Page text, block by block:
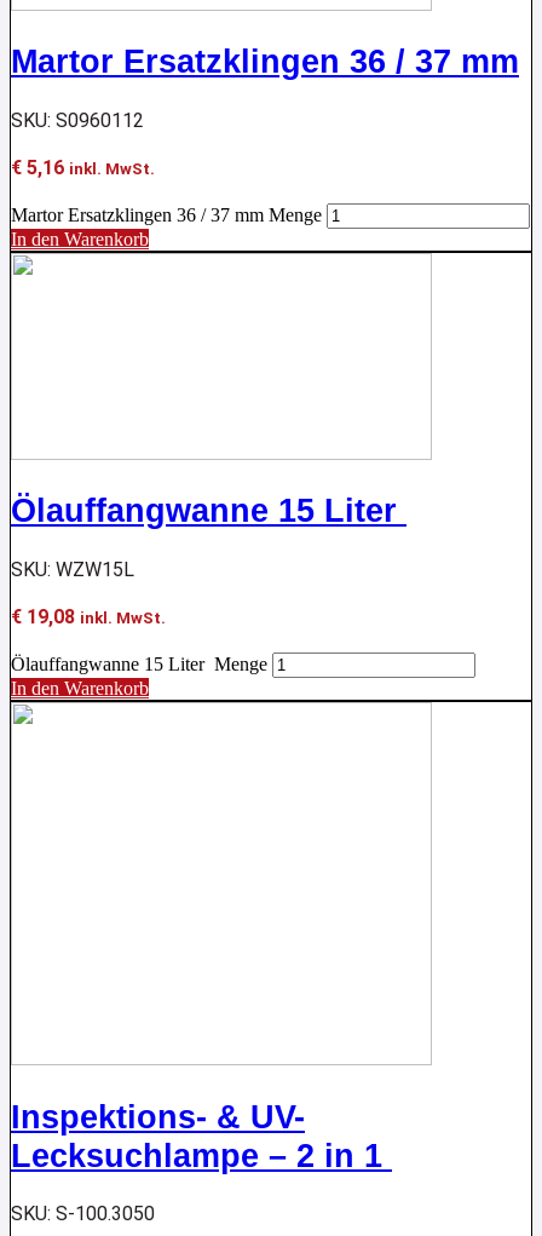
Martor Ersatzklingen 36 / 37 mm
SKU: S0960112
€ 5,16 inkl. MwSt.
Martor Ersatzklingen 36 / 37 mm Menge
In den Warenkorb
Ölauffangwanne 15 Liter
SKU: WZW15L
€ 19,08 inkl. MwSt.
Ölauffangwanne 15 Liter Menge
In den Warenkorb
Inspektions- & UV-
Lecksuchlampe – 2 in 1
SKU: S-100.3050